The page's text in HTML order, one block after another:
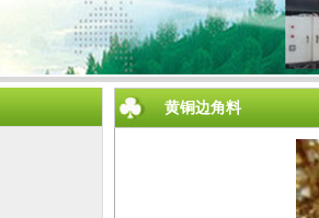
黄铜边角料